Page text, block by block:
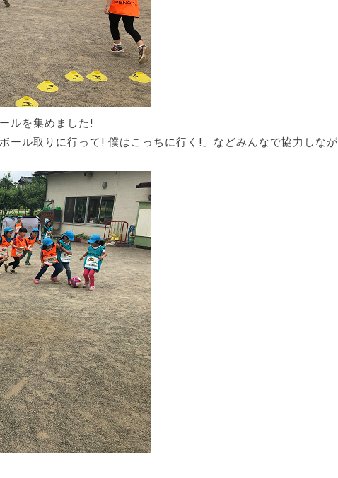
ルを集めました!
ール取りに行って! 僕はこっちに行く!」などみんなで協力しなが